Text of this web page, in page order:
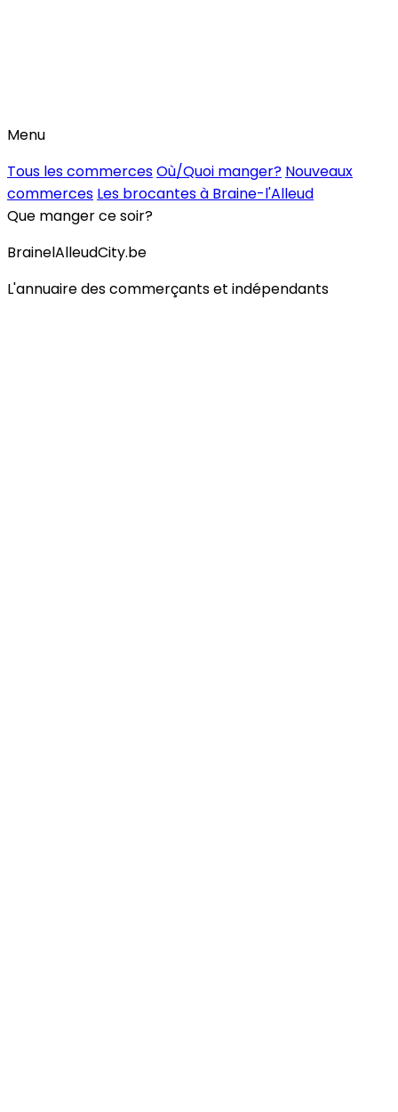
Menu
Tous les commercesOù/Quoi manger? Nouveaux
commerces Les brocantes à Braine-l'Alleud
Que manger ce soir?
BrainelAlleudCity.be
L'annuaire des commerçants et indépendants